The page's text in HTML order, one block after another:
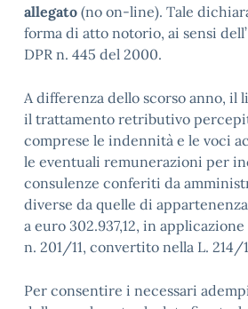
allegato (no on-line). Tale
forma di atto notorio, ai sensi
DPR n. 445 del 2000.
A differenza dello scorso anno, il
il trattamento retributivo
comprese le indennità e le voci
le eventuali remunerazioni per
consulenze conferiti da
diverse da quelle di
a euro 302.937,12, in applicazione
n. 201/11, convertito nella L. 214/
Per consentire i necessari